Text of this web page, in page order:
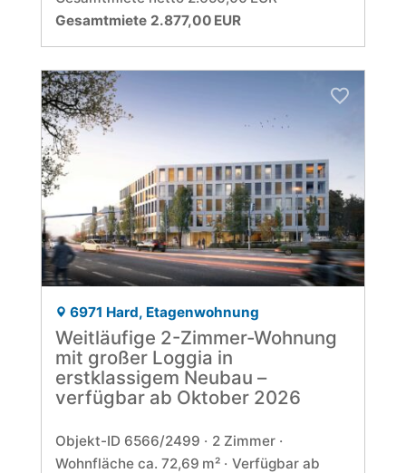
Gesamtmiete 2.877,00 EUR
6971 Hard, Etagenwohnung
Weitläufige 2-Zimmer-Wohnung
mit großer Loggia in
erstklassigem Neubau –
verfügbar ab Oktober 2026
Objekt-ID 6566/2499
2 Zimmer
Wohnfläche ca. 72,69 m²
Verfügbar ab